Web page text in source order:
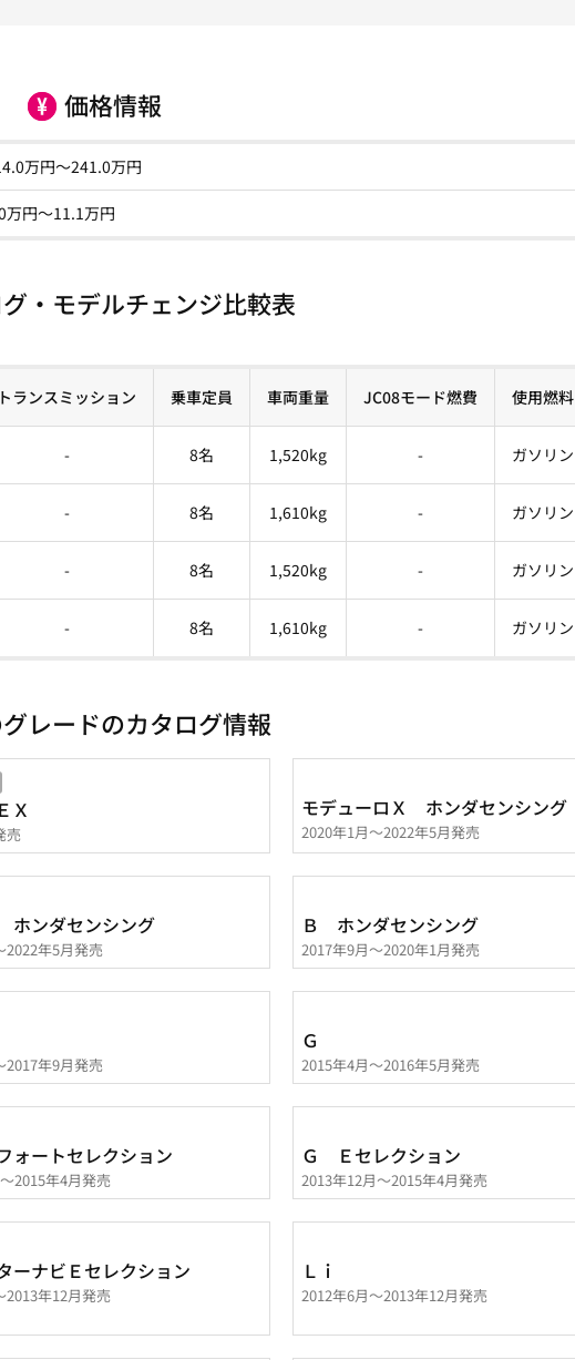
価格情報
万円～241.0万円
万円〜11.1万円
・モデルチェンジ比較表
トランスミッション 乗車定員 車両重量 JC08モード燃費 使用燃料
- 8名 1,520kg - ガソリン
- 8名 1,610kg - ガソリン
- 8名 1,520kg - ガソリン
- 8名 1,610kg - ガソリン
レードのカタログ情報
Ｘ
売
モデューロＸ ホンダセンシング
2020年1月～2022年5月発売
ホンダセンシング
2022年5月発売
Ｂ ホンダセンシング
2017年9月～2020年1月発売
2017年9月発売
Ｇ
2015年4月～2016年5月発売
ートセレクション
2015年4月発売
Ｇ Ｅセレクション
2013年12月～2015年4月発売
ナビＥセレクション
2013年12月発売
Ｌｉ
2012年6月～2013年12月発売